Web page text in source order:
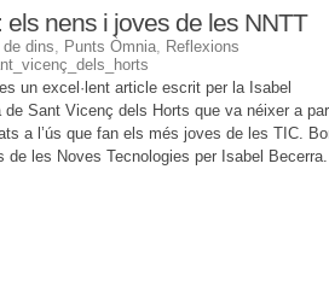
els nens i joves de les NNTT
de dins, Punts Òmnia, Reflexions
un excel·lent article escrit per la Isabel
de Sant Vicenç dels Horts que va néixer a
a l’ús que fan els més joves de les TIC.
de les Noves Tecnologies per Isabel Becerra.